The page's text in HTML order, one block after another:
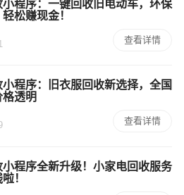
程序：一键回收旧电动车，环保
松赚现金！
查看详情
程序：旧衣服回收新选择，全国
透明
查看详情
程序全新升级！小家电回收服务
！